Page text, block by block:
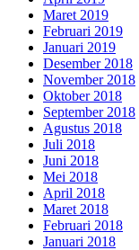
Maret 2019
Februari 2019
Januari 2019
Desember 2018
November 2018
Oktober 2018
September 2018
Agustus 2018
Juli 2018
Juni 2018
Mei 2018
April 2018
Maret 2018
Februari 2018
Januari 2018